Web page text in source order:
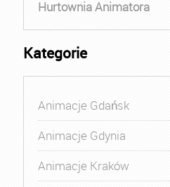
Hurtownia Animatora
Kategorie
Animacje Gdańsk
Animacje Gdynia
Animacje Kraków